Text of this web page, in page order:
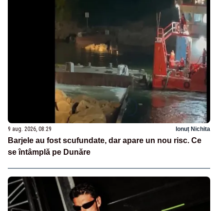
9 aug. 2026, 08:29 Ionuț Nichita
Barjele au fost scufundate, dar apare un nou risc. Ce
se întâmplă pe Dunăre